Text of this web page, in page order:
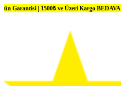
1500₺ ve Üzeri Kargo BEDAVA | Dünya